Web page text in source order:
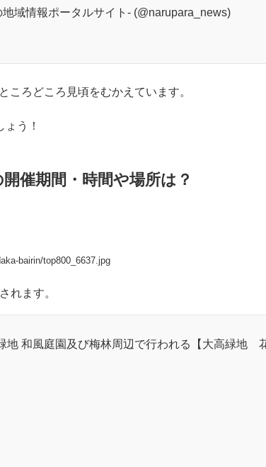
す
域情報ポータルサイト- (@narupara_news)
ころどころ見頃をむかえています。
催期間・時間や場所は？
bairin/top800_6637.jpg
れます。
地 和風庭園及び梅林周辺で行われる【大高緑地 花